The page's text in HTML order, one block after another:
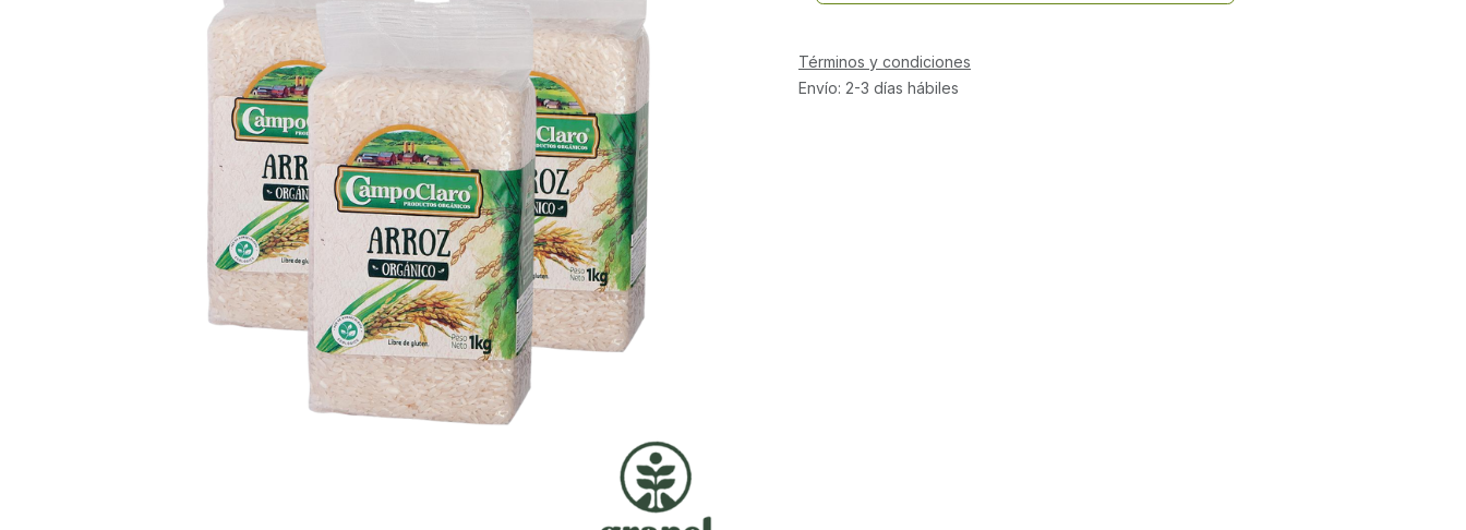
Términos y condiciones
Envío: 2-3 días hábiles